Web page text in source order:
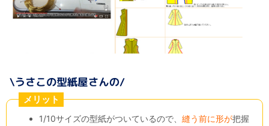
メリット
1/10サイズの型紙がついているので、縫う前に形が把握